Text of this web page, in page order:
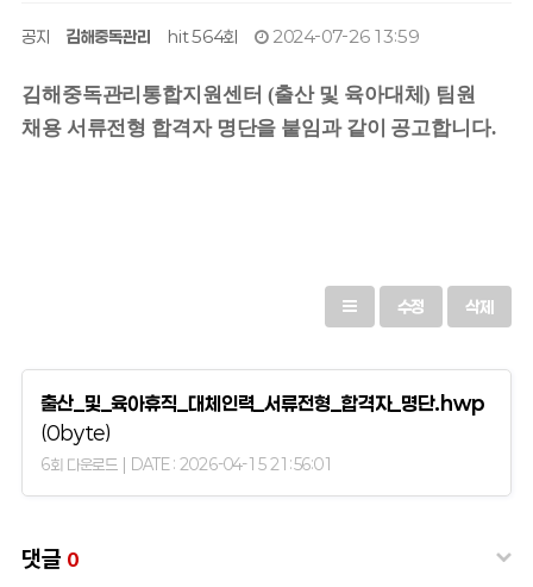
공지 김해중독관리 hit 564회 2024-07-26 13:59
김해중독관리통합지원센터 (출산 및 육아대체) 팀원
채용 서류전형 합격자 명단을 붙임과 같이 공고합니다.
수정 삭제
출산_및_육아휴직_대체인력_서류전형_합격자_명단.hwp
(0byte)
6회 다운로드 | DATE : 2026-04-15 21:56:01
댓글 0